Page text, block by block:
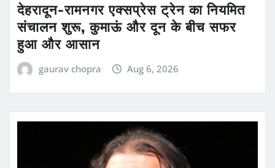
देहरादून-रामनगर एक्सप्रेस ट्रेन का नियमित
संचालन शुरू, कुमाऊं और दून के बीच सफर
हुआ और आसान
gaurav chopra Aug 6, 2026